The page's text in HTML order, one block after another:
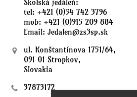
Školská jedáleň:
tel: +421 (0)54 742 3796
mob: +421 (0)915 209 884
Email: Jedalen@zs3sp.sk
ul. Konštantínova 1751/64,
091 01 Stropkov,
Slovakia
37873172